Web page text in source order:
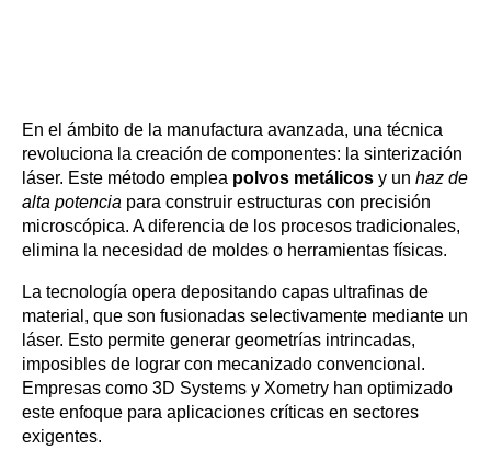
En el ámbito de la manufactura avanzada, una técnica
revoluciona la creación de componentes: la sinterización
láser. Este método emplea polvos metálicos y un haz de
alta potencia para construir estructuras con precisión
microscópica. A diferencia de los procesos tradicionales,
elimina la necesidad de moldes o herramientas físicas.
La tecnología opera depositando capas ultrafinas de
material, que son fusionadas selectivamente mediante un
láser. Esto permite generar geometrías intrincadas,
imposibles de lograr con mecanizado convencional.
Empresas como 3D Systems y Xometry han optimizado
este enfoque para aplicaciones críticas en sectores
exigentes.